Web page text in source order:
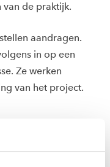
de praktijk.
aandragen.
in op een
Ze werken
van het project.